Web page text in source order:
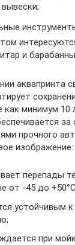
и
аквапринта
как минимум 10
прочного
изображение:
перепады
от -45 до
устойчивым
при